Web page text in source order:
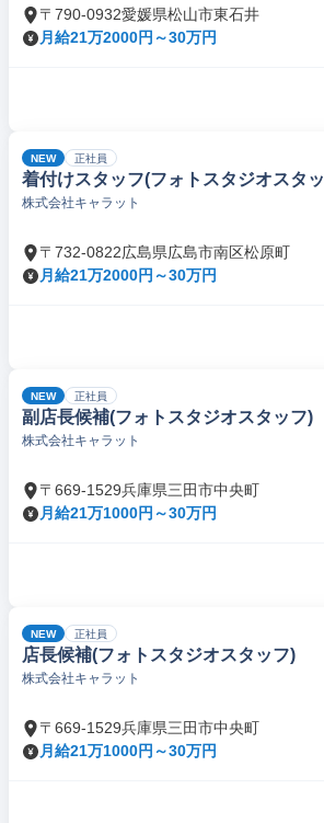
〒790-0932愛媛県松山市東石井
月給21万2000円～30万円
NEW 正社員
着付けスタッフ(フォトスタジオスタ
株式会社キャラット
〒732-0822広島県広島市南区松原町
月給21万2000円～30万円
NEW 正社員
副店長候補(フォトスタジオスタッフ)
株式会社キャラット
〒669-1529兵庫県三田市中央町
月給21万1000円～30万円
NEW 正社員
店長候補(フォトスタジオスタッフ)
株式会社キャラット
〒669-1529兵庫県三田市中央町
月給21万1000円～30万円